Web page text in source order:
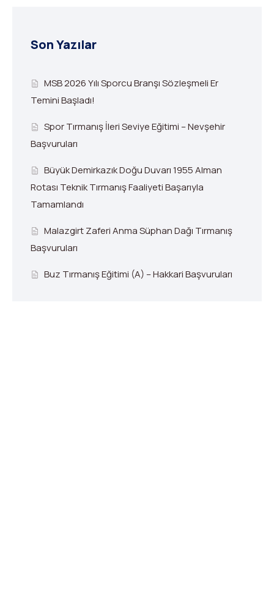
Son Yazılar
MSB 2026 Yılı Sporcu Branşı Sözleşmeli Er
Temini Başladı!
Spor Tırmanış İleri Seviye Eğitimi – Nevşehir
Başvuruları
Büyük Demirkazık Doğu Duvarı 1955 Alman
Rotası Teknik Tırmanış Faaliyeti Başarıyla
Tamamlandı
Malazgirt Zaferi Anma Süphan Dağı Tırmanış
Başvuruları
Buz Tırmanış Eğitimi (A) – Hakkari Başvuruları